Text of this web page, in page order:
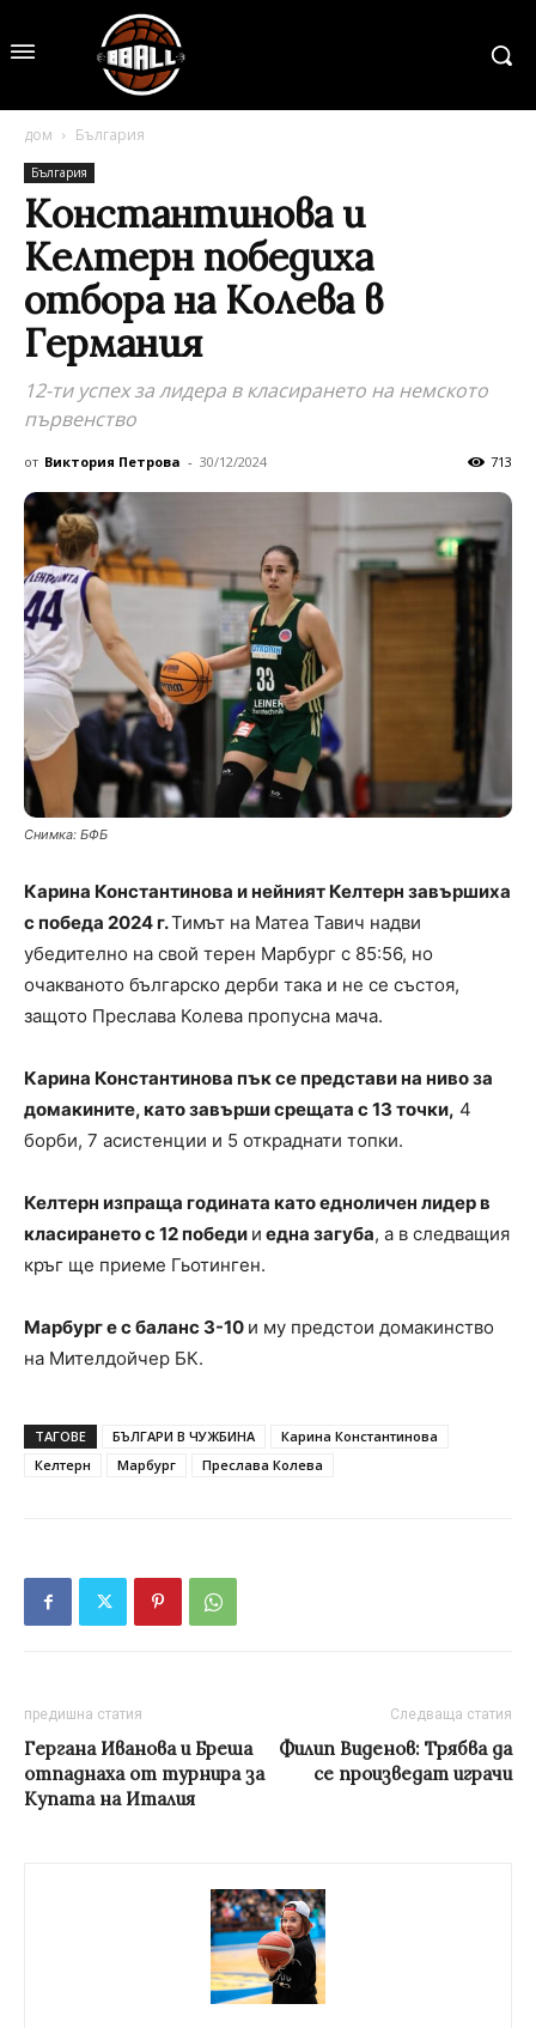
дом България
България
Константинова и
Келтерн победиха
отбора на Колева в
Германия
12-ти успех за лидера в класирането на немското
първенство
от Виктория Петрова - 30/12/2024 713
Снимка: БФБ
Карина Константинова и нейният Келтерн завършиха
с победа 2024 г.Тимът на Матеа Тавич надви
убедително на свой терен Марбург с 85:56, но
очакваното българско дерби така и не се състоя,
защото Преслава Колева пропусна мача.
Карина Константинова пък се представи на ниво за
домакините, като завърши срещата с 13 точки, 4
борби, 7 асистенции и 5 откраднати топки.
Келтерн изпраща годината като едноличен лидер в
класирането с 12 победи и една загуба, а в следващия
кръг ще приеме Гьотинген.
Марбург е с баланс 3-10 и му предстои домакинство
на Мителдойчер БК.
ТАГОВЕ БЪЛГАРИ В ЧУЖБИНА
Карина Константинова
Келтерн
Марбург Преслава Колева
предишна статия
Гергана Иванова и Бреша
отпаднаха от турнира за
Купата на Италия
Следваща статия
Филип Виденов: Трябва да
се произведат играчи